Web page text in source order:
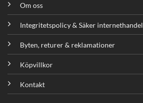
Om oss
Integritetspolicy & Säker internethandel
Byten, returer & reklamationer
Köpvillkor
Kontakt